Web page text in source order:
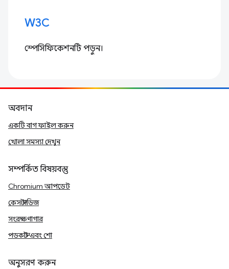
W3C
স্পেসিফিকেশনটি পড়ুন।
অবদান
একটি বাগ ফাইল করুন
খোলা সমস্যা দেখুন
সম্পর্কিত বিষয়বস্তু
Chromium আপডেট
কেস স্টাডিজ
সংরক্ষণাগার
পডকাস্ট এবং শো
অনুসরণ করুন